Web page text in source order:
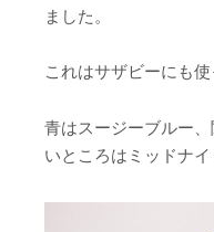
ました。
これはサザビーにも使
青はスージーブルー
いところはミッドナイ